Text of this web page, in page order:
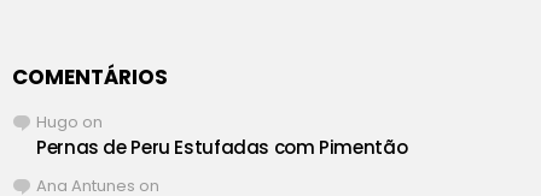
COMENTÁRIOS
Hugo on
Pernas de Peru Estufadas com Pimentão
Ana Antunes on